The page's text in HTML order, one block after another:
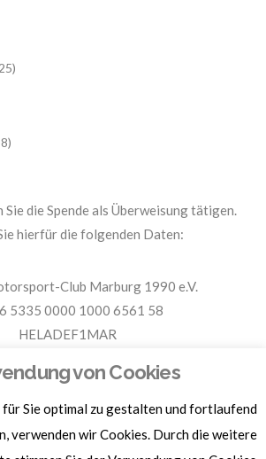
die Spende als Überweisung tätigen.
hierfür die folgenden Daten:
Club Marburg 1990 e.V.
5335 0000 1000 6561 58
HELADEF1MAR
Sachspenden und weitere
hier klicken.
von Cookies
für Sie optimal zu gestalten und fortlaufend
verwenden wir Cookies. Durch die weitere